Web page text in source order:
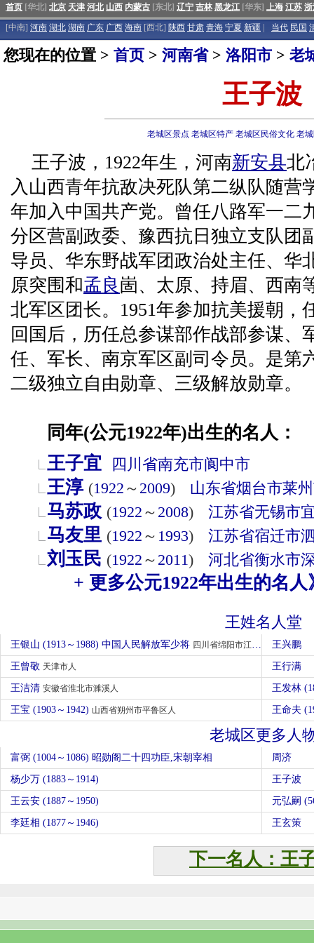
首页 [华北] 北京 天津 河北 山西 内蒙古 [东北] 辽宁 吉林 黑龙江 [华东] 上海 江苏
[中南] 河南 湖北 湖南 广东 广西 海南 [西北] 陕西 甘肃 青海 宁夏 新疆 当代 民国
您现在的位置 > 首页 > 河南省> 洛阳市 > 老
王子波
老城区景点 老城区特产 老城区民俗文化 老
王子波，1922年生，河南新安县北
入山西青年抗敌决死队第二纵队随营
年加入中国共产党。曾任八路军一二
分区营副政委、豫西抗日独立支队团
导员、华东野战军团政治处主任、华
原突围和孟良崮、太原、持眉、西南
北军区团长。1951年参加抗美援朝，
回国后，历任总参谋部作战部参谋、
任、军长、南京军区副司令员。是第
二级独立自由勋章、三级解放勋章。
同年(公元1922年)出生的名人：
王子宜
四川省南充市阆中市
王淳 (1922 ～ 2009) 山东省烟台市莱
马苏政 (1922 ～ 2008) 江苏省无锡市
马友里 (1922 ～ 1993) 江苏省宿迁市
刘玉民 (1922 ～ 2011) 河北省衡水市
+ 更多公元1922年出生的名人
王姓名人堂
王银山 (1913～1988) 中国人民解放军少将 四川省绵阳市江油人 王兴鹏
王曾敬 天津市人 王行满
王洁清 安徽省淮北市濉溪人 王发林
王宝 (1903～1942) 山西省朔州市平鲁区人 王命夫
老城区更多人
富弼 (1004～1086) 昭勋阁二十四功臣,宋朝宰相 周济
杨少万 (1883～1914) 王子波
王云安 (1887～1950) 元弘嗣
李廷相 (1877～1946) 王玄策
下一名人：王